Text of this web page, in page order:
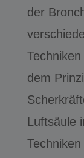
der
dem
Luftsäule